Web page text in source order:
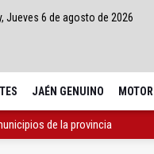
Jueves 6 de agosto de 2026
JAÉN GENUINO MOTOR
de Vivienda